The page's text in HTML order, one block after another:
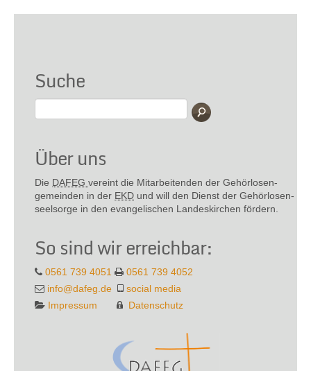
Suche
Über uns
Die DAFEG vereint die Mitarbeitenden der Gehör­losen­
gemeinden in der EKD und will den Dienst der Gehör­losen­
seel­sorge in den evange­lischen Landes­kirchen fördern.
So sind wir erreichbar:
0561 739 4051
0561 739 4052
info@dafeg.de
social media
Impressum
Datenschutz